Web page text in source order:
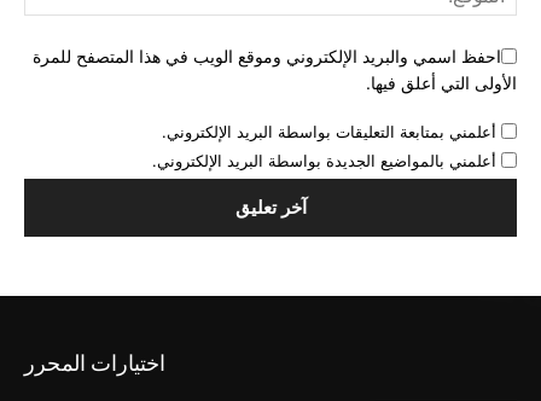
احفظ اسمي والبريد الإلكتروني وموقع الويب في هذا المتصفح للمرة
الأولى التي أعلق فيها.
أعلمني بمتابعة التعليقات بواسطة البريد الإلكتروني.
أعلمني بالمواضيع الجديدة بواسطة البريد الإلكتروني.
اختيارات المحرر